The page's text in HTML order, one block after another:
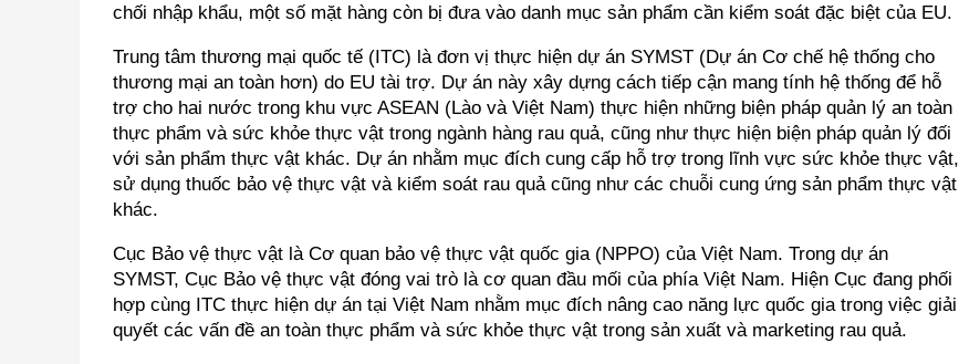
chối nhập khẩu, một số mặt hàng còn bị đưa vào danh mục sản phẩm cần kiểm soát đặc biệt của EU.
Trung tâm thương mại quốc tế (ITC) là đơn vị thực hiện dự án SYMST (Dự án Cơ chế hệ thống cho
thương mại an toàn hơn) do EU tài trợ. Dự án này xây dựng cách tiếp cận mang tính hệ thống để hỗ
trợ cho hai nước trong khu vực ASEAN (Lào và Việt Nam) thực hiện những biện pháp quản lý an toàn
thực phẩm và sức khỏe thực vật trong ngành hàng rau quả, cũng như thực hiện biện pháp quản lý đối
với sản phẩm thực vật khác. Dự án nhằm mục đích cung cấp hỗ trợ trong lĩnh vực sức khỏe thực vật,
sử dụng thuốc bảo vệ thực vật và kiểm soát rau quả cũng như các chuỗi cung ứng sản phẩm thực vật
khác.
Cục Bảo vệ thực vật là Cơ quan bảo vệ thực vật quốc gia (NPPO) của Việt Nam. Trong dự án
SYMST, Cục Bảo vệ thực vật đóng vai trò là cơ quan đầu mối của phía Việt Nam. Hiện Cục đang phối
hợp cùng ITC thực hiện dự án tại Việt Nam nhằm mục đích nâng cao năng lực quốc gia trong việc giải
quyết các vấn đề an toàn thực phẩm và sức khỏe thực vật trong sản xuất và marketing rau quả.